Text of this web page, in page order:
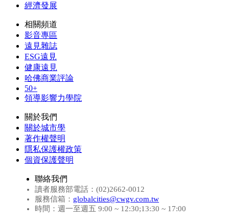
經濟發展
相關頻道
影音專區
遠見雜誌
ESG遠見
健康遠見
哈佛商業評論
50+
領導影響力學院
關於我們
關於城市學
著作權聲明
隱私保護權政策
個資保護聲明
聯絡我們
讀者服務部電話：(02)2662-0012
服務信箱： globalcities@cwgv.com.tw
時間：週一至週五 9:00 ~ 12:30;13:30 ~ 17:00